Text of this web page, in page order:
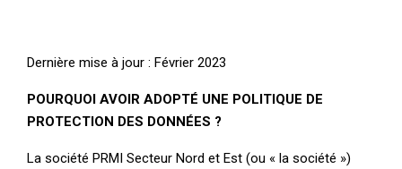
Dernière mise à jour : Février 2023
POURQUOI AVOIR ADOPTÉ UNE POLITIQUE DE
PROTECTION DES DONNÉES ?
La société PRMI Secteur Nord et Est (ou « la société »)